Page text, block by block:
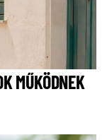
MŰKÖDNEK